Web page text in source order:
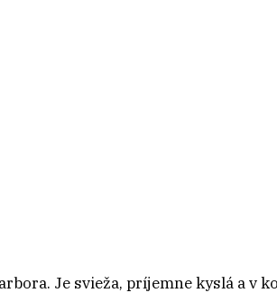
Je svieža, príjemne kyslá a v